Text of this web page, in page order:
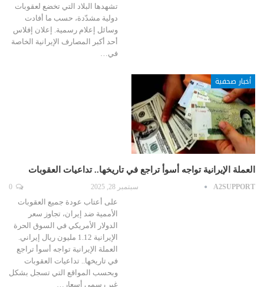
تشهدها البلاد التي تخضع لعقوبات
دولية مشدّدة، حسب ما أفادت
وسائل إعلام رسمية. إعلان إفلاس
أحد أكبر المصارف الإيرانية الخاصة
في…
أخبار صحفية
العملة الإيرانية تواجه أسوأ تراجع في تاريخها.. تداعيات العقوبات
A2SUPPORT سبتمبر 28, 2025
على أعتاب عودة جميع العقوبات
الأممية ضد إيران، تجاوز سعر
الدولار الأمريكي في السوق الحرة
الإيرانية 1.12 مليون ريال إيراني.
العملة الإيرانية تواجه أسوأ تراجع
في تاريخها.. تداعيات العقوبات
وبحسب المواقع التي تسجل بشكل
غير رسمي أسعار…